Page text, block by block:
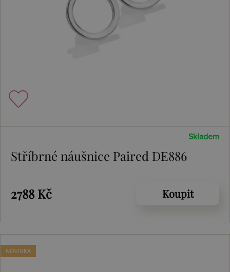
Skladem
Stříbrné náušnice Paired DE886
2788 Kč Koupit
NOVINKA